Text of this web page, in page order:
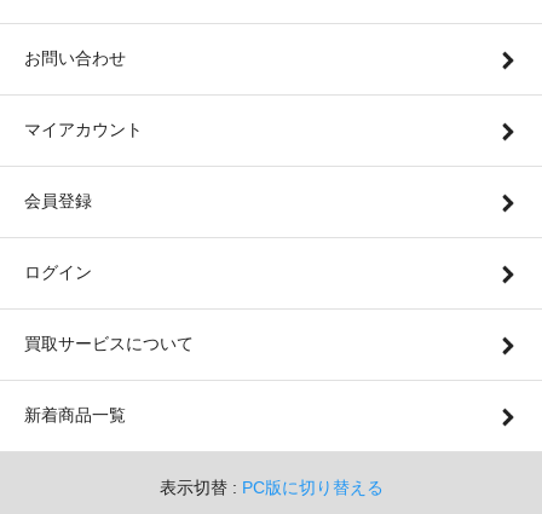
お問い合わせ
マイアカウント
会員登録
ログイン
買取サービスについて
新着商品一覧
表示切替 : PC版に切り替える